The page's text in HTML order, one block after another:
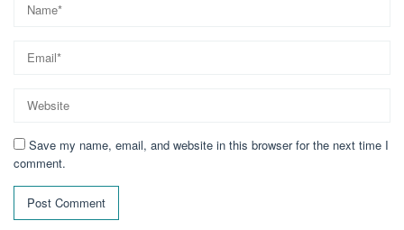
Save my name, email, and website in this browser for the next time I
comment.